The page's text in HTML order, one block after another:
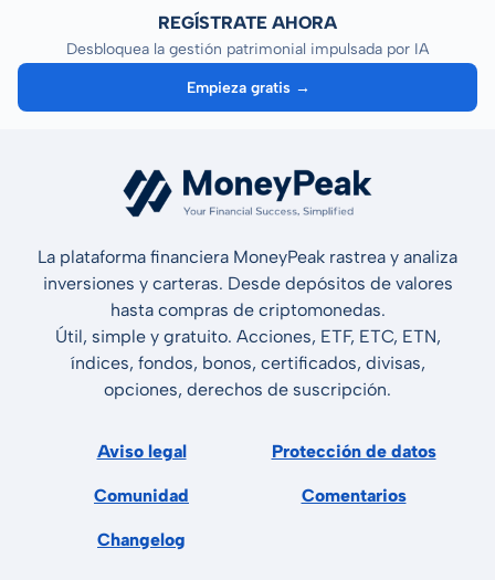
REGÍSTRATE AHORA
Desbloquea la gestión patrimonial impulsada por IA
Empieza gratis →
La plataforma financiera MoneyPeak rastrea y analiza
inversiones y carteras. Desde depósitos de valores
hasta compras de criptomonedas.
Útil, simple y gratuito. Acciones, ETF, ETC, ETN,
índices, fondos, bonos, certificados, divisas,
opciones, derechos de suscripción.
Aviso legal Protección de datos
Comunidad Comentarios
Changelog